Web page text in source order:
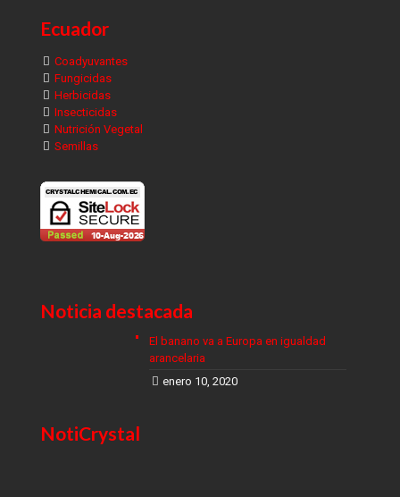
Ecuador
Coadyuvantes
Fungicidas
Herbicidas
Insecticidas
Nutrición Vegetal
Semillas
Noticia destacada
El banano va a Europa en igualdad
arancelaria
enero 10, 2020
NotiCrystal